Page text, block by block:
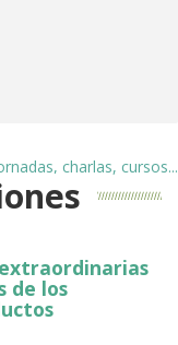
charlas, cursos...
de los